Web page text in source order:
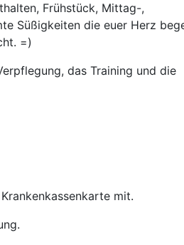
Frühstück, Mittag-,
Süßigkeiten die euer Herz
=)
das Training und die
mit.